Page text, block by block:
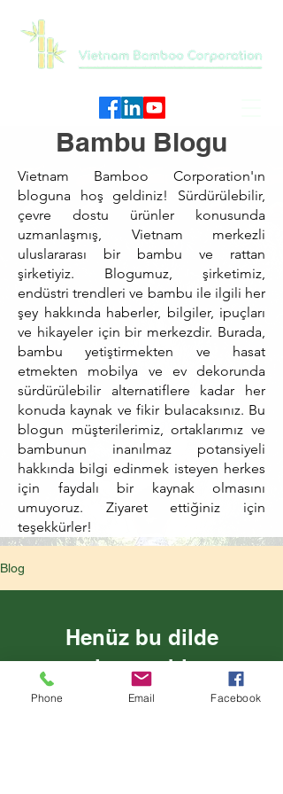
Bambu Blogu
Vietnam Bamboo Corporation'ın
bloguna hoş geldiniz! Sürdürülebilir,
çevre dostu ürünler konusunda
uzmanlaşmış, Vietnam merkezli
uluslararası bir bambu ve rattan
şirketiyiz. Blogumuz, şirketimiz,
endüstri trendleri ve bambu ile ilgili her
şey hakkında haberler, bilgiler, ipuçları
ve hikayeler için bir merkezdir. Burada,
bambu yetiştirmekten ve hasat
etmekten mobilya ve ev dekorunda
sürdürülebilir alternatiflere kadar her
konuda kaynak ve fikir bulacaksınız. Bu
blogun müşterilerimiz, ortaklarımız ve
bambunun inanılmaz potansiyeli
hakkında bilgi edinmek isteyen herkes
için faydalı bir kaynak olmasını
umuyoruz. Ziyaret ettiğiniz için
teşekkürler!
Blog
Henüz bu dilde
yayınlanmış bir yazı
yok
Phone Email Facebook